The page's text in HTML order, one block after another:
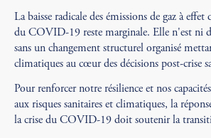
La baisse radicale des émissions de gaz à effet
du COVID-19 reste marginale. Elle n'est ni
sans un changement structurel organisé
climatiques au cœur des décisions post-crise
Pour renforcer notre résilience et nos
aux risques sanitaires et climatiques, la
la crise du COVID-19 doit soutenir la